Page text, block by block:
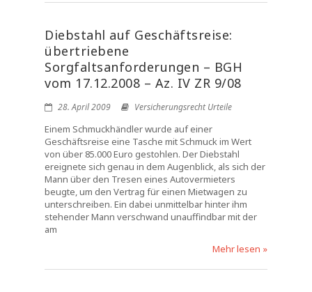
Diebstahl auf Geschäftsreise:
übertriebene
Sorgfaltsanforderungen – BGH
vom 17.12.2008 – Az. IV ZR 9/08
28. April 2009 Versicherungsrecht Urteile
Einem Schmuckhändler wurde auf einer
Geschäftsreise eine Tasche mit Schmuck im Wert
von über 85.000 Euro gestohlen. Der Diebstahl
ereignete sich genau in dem Augenblick, als sich der
Mann über den Tresen eines Autovermieters
beugte, um den Vertrag für einen Mietwagen zu
unterschreiben. Ein dabei unmittelbar hinter ihm
stehender Mann verschwand unauffindbar mit der
am
Mehr lesen »